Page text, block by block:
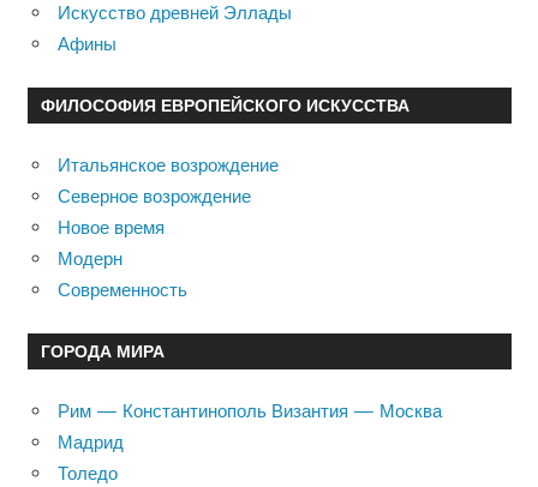
Искусство древней Эллады
Афины
ФИЛОСОФИЯ ЕВРОПЕЙСКОГО ИСКУССТВА
Итальянское возрождение
Северное возрождение
Новое время
Модерн
Современность
ГОРОДА МИРА
Рим — Константинополь Византия — Москва
Мадрид
Толедо